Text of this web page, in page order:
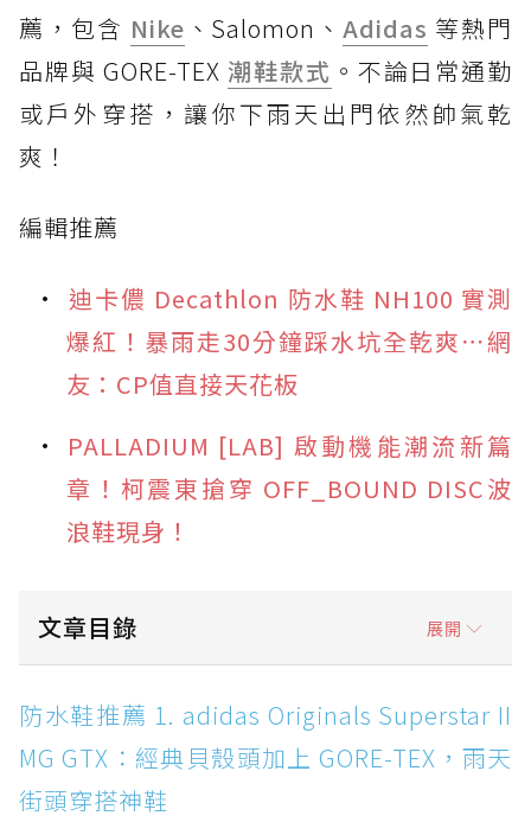
薦，包含 Nike 、Salomon、Adidas 等熱門
品牌與 GORE-TEX 潮鞋款式 。不論日常通勤
或戶外穿搭，讓你下雨天出門依然帥氣乾
爽！
編輯推薦
迪卡儂 Decathlon 防水鞋 NH100 實測
爆紅！暴雨走30分鐘踩水坑全乾爽⋯網
友：CP值直接天花板
PALLADIUM [LAB] 啟動機能潮流新篇
章！柯震東搶穿 OFF_BOUND DISC波
浪鞋現身！
文章目錄 展開
防水鞋推薦 1. adidas Originals Superstar II
MG GTX：經典貝殼頭加上 GORE-TEX，雨天街
頭穿搭神鞋
防水鞋推薦 2. New Balance Hierro v9 GORE-
防水鞋推薦 1. adidas Originals Superstar II
MG GTX：經典貝殼頭加上 GORE-TEX，雨天
街頭穿搭神鞋